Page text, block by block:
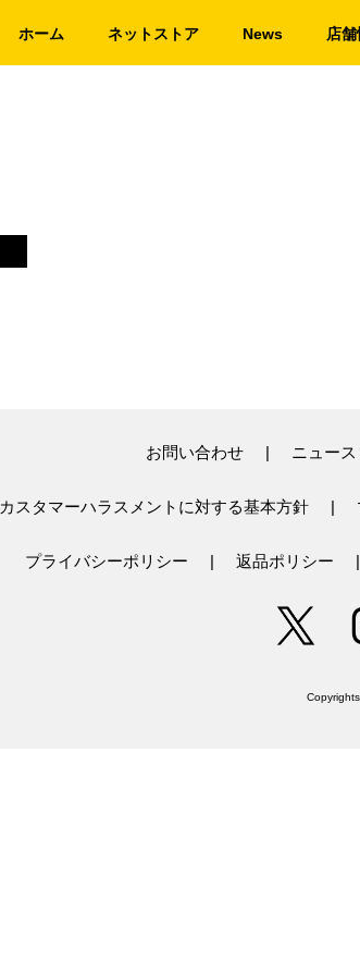
ホーム ネットストア News 店
お問い合わせ ニュー
カスタマーハラスメントに対する基本方針
プライバシーポリシー 返品ポリシー